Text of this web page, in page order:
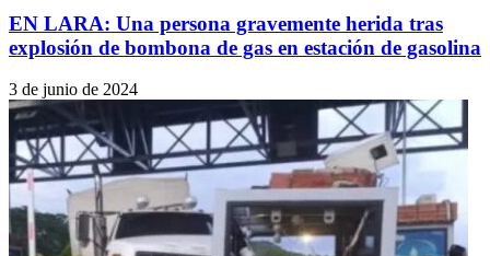
EN LARA: Una persona gravemente herida tras
explosión de bombona de gas en estación de gasolina
3 de junio de 2024